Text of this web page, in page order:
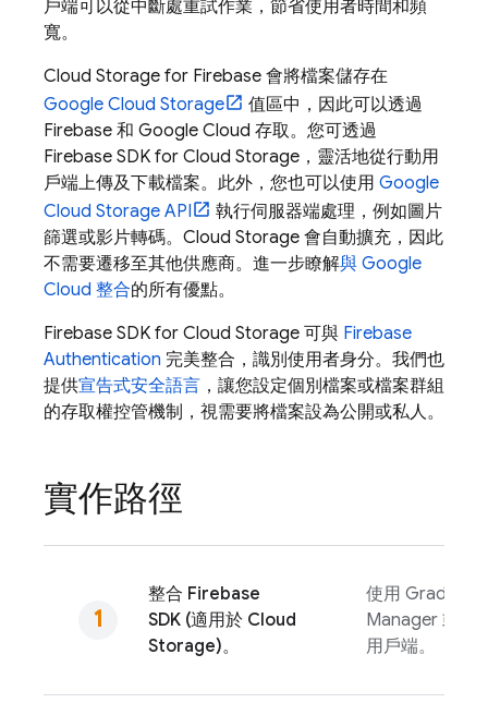
戶端可以從中斷處重試作業，節省使用者時間和頻
寬。
Cloud Storage for Firebase 會將檔案儲存在
Google Cloud Storage
值區中，因此可以透過
Firebase 和 Google Cloud 存取。您可透過
Firebase SDK for Cloud Storage ，靈活地從行動用
戶端上傳及下載檔案。此外，您也可以使用 Google
Cloud Storage API
執行伺服器端處理，例如圖片
篩選或影片轉碼。 Cloud Storage 會自動擴充，因此
不需要遷移至其他供應商。進一步瞭解與 Google
Cloud 整合的所有優點。
Firebase SDK for Cloud Storage 可與 Firebase
Authentication 完美整合，識別使用者身分。我們也
提供宣告式安全語言 ，讓您設定個別檔案或檔案群組
的存取權控管機制，視需要將檔案設為公開或私人。
實作路徑
整合 Firebase
SDK (適用於 Cloud
Storage)。
使用 Gradle、
Manager 或指
用戶端。